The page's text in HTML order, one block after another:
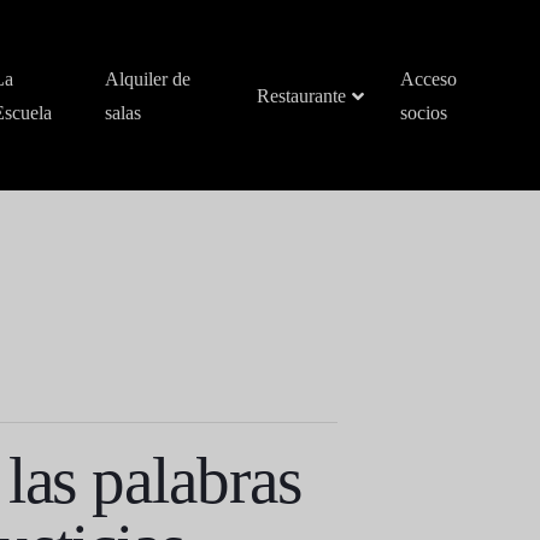
Alquiler de
salas
Restaurante
Acceso
socios
palabras